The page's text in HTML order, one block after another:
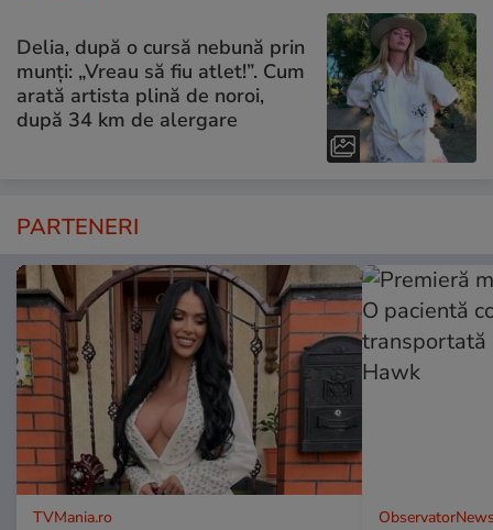
Delia, după o cursă nebună prin
munți: „Vreau să fiu atlet!”. Cum
arată artista plină de noroi,
după 34 km de alergare
PARTENERI
TVMania.ro